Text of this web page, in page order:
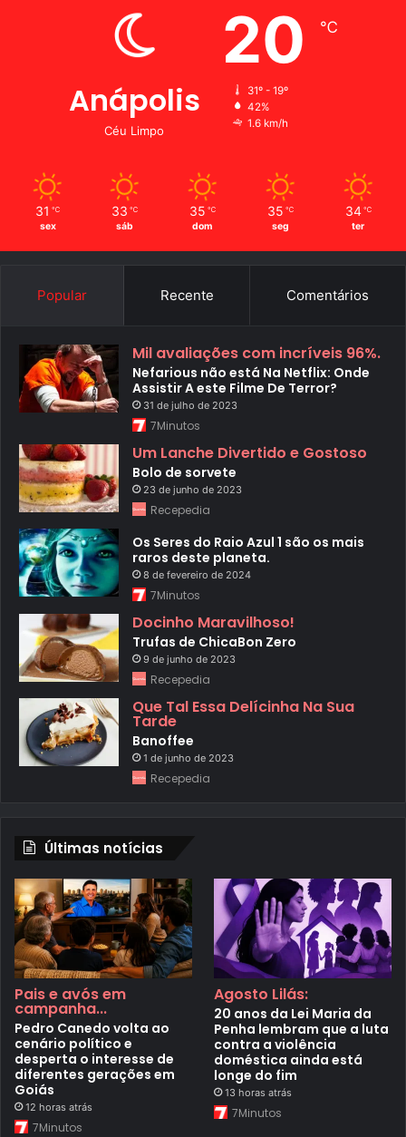
Anápolis
Céu Limpo
20 ℃
31º - 19º
42%
1.6 km/h
31 ℃
sex
33 ℃
sáb
35 ℃
dom
35 ℃
seg
34 ℃
ter
Popular Recente Comentários
Mil avaliações com incríveis 96%.
Nefarious não está Na Netflix: Onde
Assistir A este Filme De Terror?
31 de julho de 2023
7Minutos
Um Lanche Divertido e Gostoso
Bolo de sorvete
23 de junho de 2023
Recepedia
Os Seres do Raio Azul 1 são os mais
raros deste planeta.
8 de fevereiro de 2024
7Minutos
Docinho Maravilhoso!
Trufas de ChicaBon Zero
9 de junho de 2023
Recepedia
Que Tal Essa Delícinha Na Sua
Tarde
Banoffee
1 de junho de 2023
Recepedia
Últimas notícias
Pais e avós em
campanha...
Pedro Canedo volta ao
cenário político e
desperta o interesse de
diferentes gerações em
Goiás
12 horas atrás
7Minutos
Agosto Lilás:
20 anos da Lei Maria da
Penha lembram que a luta
contra a violência
doméstica ainda está
longe do fim
13 horas atrás
7Minutos